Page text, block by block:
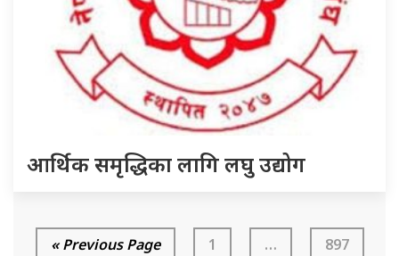
आर्थिक समृद्धिका लागि लघु उद्योग
« Previous Page 1 … 897